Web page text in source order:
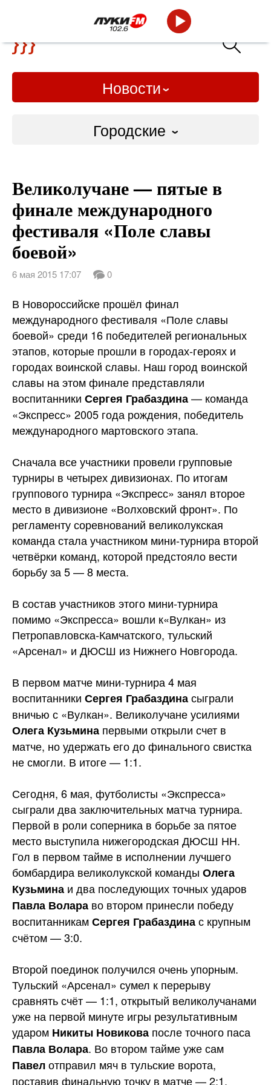
Новости
Городские
Слово Дело
Народные
Великолучане — пятые в
финале международного
фестиваля «Поле славы
боевой»
6 мая 2015 17:07 0
В Новороссийске прошёл финал
международного фестиваля «Поле славы
боевой» среди 16 победителей региональных
этапов, которые прошли в городах-героях и
городах воинской славы. Наш город воинской
славы на этом финале представляли
воспитанники Сергея Грабаздина— команда
«Экспресс» 2005 года рождения, победитель
международного мартовскогоэтапа.
Сначала все участники провели групповые
турниры в четырех дивизионах. По итогам
группового турнира «Экспресс» занял второе
место в дивизионе «Волховский фронт». По
регламенту соревнований великолукская
команда стала участником мини-турнира второй
четвёрки команд, которой предстояло вести
борьбу за 5 — 8 места.
В состав участников этого мини-турнира
помимо «Экспресса» вошли к«Вулкан» из
Петропавловска-Камчатского, тульский
«Арсенал» и ДЮСШ из Нижнего Новгорода.
В первом матче мини-турнира 4 мая
воспитанники Сергея Грабаздинасыграли
вничью с «Вулкан». Великолучане усилиями
Олега Кузьмина первыми открыли счет в
матче, но удержать его до финального свистка
не смогли. В итоге — 1:1.
Сегодня, 6 мая, футболисты «Экспресса»
сыграли два заключительных матча турнира.
Первой в роли соперника в борьбе за пятое
место выступила нижегородская ДЮСШ НН.
Гол в первом тайме в исполнении лучшего
бомбардира великолукской команды Олега
Кузьмина и два последующих точных ударов
Павла Волара во втором принесли победу
воспитанникамСергея Грабаздинас крупным
счётом — 3:0.
Второй поединок получился очень упорным.
Тульский «Арсенал» сумел к перерыву
сравнять счёт — 1:1, открытый великолучанами
уже на первой минуте игры результативным
ударом Никиты Новикова после точного паса
Павла Волара. Во втором тайме уже сам
Павелотправил мяч в тульские ворота,
поставив финальную точку в матче — 2:1.